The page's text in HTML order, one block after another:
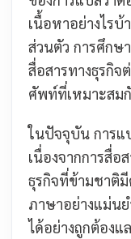
เนื้อหาอย่างไรบ้
ส่วนตัว การศึกษ
สื่อสารทางธุรกิจ
ศัพท์ที่เหมาะสม
ในปัจจุบัน การแ
เนื่องจากการสื่อ
ธุรกิจที่ข้ามชาติ
ภาษาอย่างแม่นย
ได้อย่างถูกต้อง